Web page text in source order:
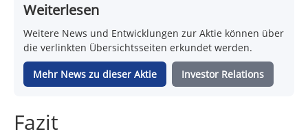
Weiterlesen
Weitere News und Entwicklungen zur Aktie können über
die verlinkten Übersichtsseiten erkundet werden.
Mehr News zu dieser Aktie Investor Relations
Fazit